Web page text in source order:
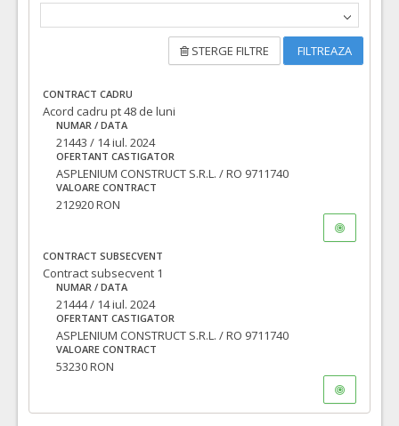
STERGE FILTRE FILTREAZA
CONTRACT CADRU
Acord cadru pt 48 de luni
NUMAR / DATA
21443 / 14 iul. 2024
OFERTANT CASTIGATOR
ASPLENIUM CONSTRUCT S.R.L. / RO 9711740
VALOARE CONTRACT
212920 RON
CONTRACT SUBSECVENT
Contract subsecvent 1
NUMAR / DATA
21444 / 14 iul. 2024
OFERTANT CASTIGATOR
ASPLENIUM CONSTRUCT S.R.L. / RO 9711740
VALOARE CONTRACT
53230 RON